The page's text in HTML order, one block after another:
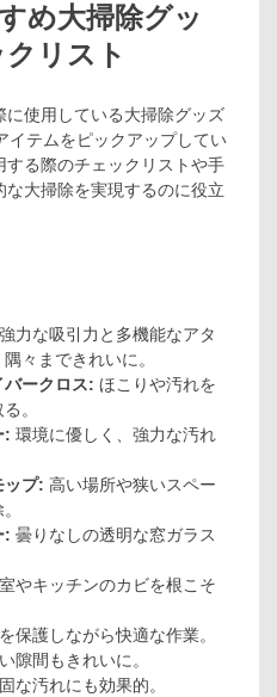
め大掃除グッ
リスト
に使用している大掃除グッズ
イテムをピックアップしてい
する際のチェックリストや手
な大掃除を実現するのに役立
強力な吸引力と多機能なアタ
々まできれいに。
バークロス: ほこりや汚れを
。
: 環境に優しく、強力な汚れ
ップ: 高い場所や狭いスペー
: 曇りなしの透明な窓ガラス
やキッチンのカビを根こそ
保護しながら快適な作業。
隙間もきれいに。
な汚れにも効果的。